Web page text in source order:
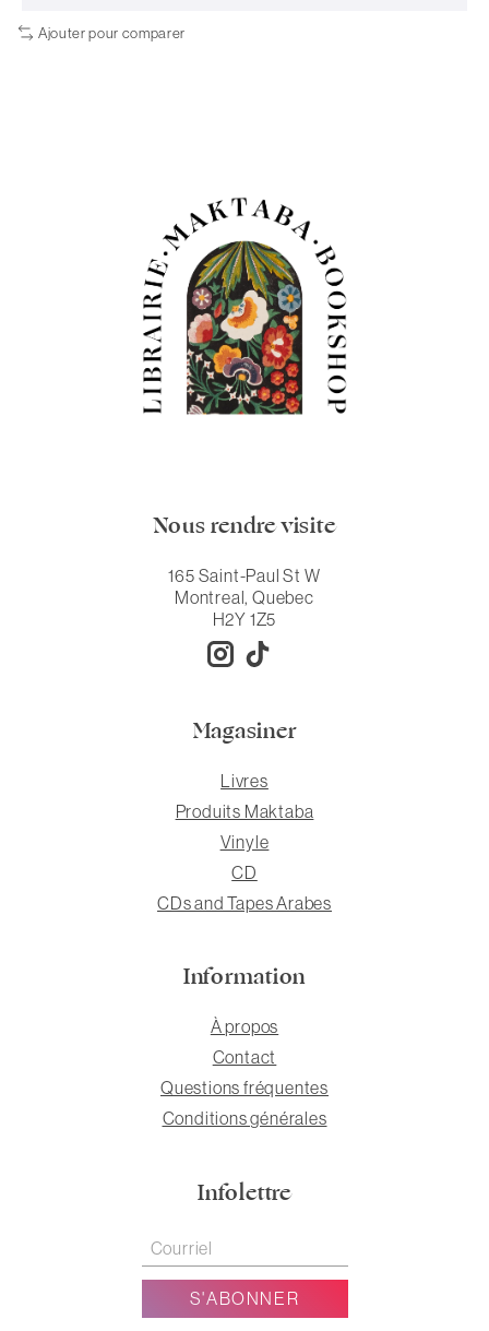
Ajouter pour comparer
Nous rendre visite
165 Saint-Paul St W
Montreal, Quebec
H2Y 1Z5
Magasiner
Livres
Produits Maktaba
Vinyle
CD
CDs and Tapes Arabes
Information
À propos
Contact
Questions fréquentes
Conditions générales
Infolettre